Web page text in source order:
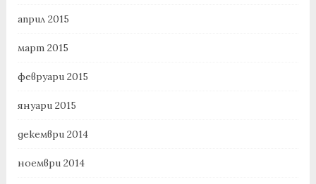
април 2015
март 2015
февруари 2015
януари 2015
декември 2014
ноември 2014